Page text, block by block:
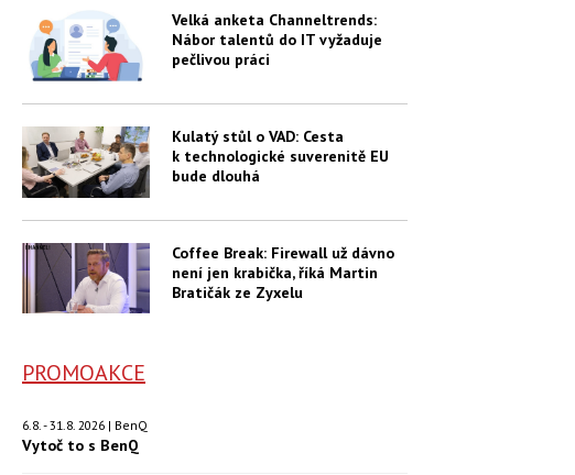
Velká anketa Channeltrends:
Nábor talentů do IT vyžaduje
pečlivou práci
Kulatý stůl o VAD: Cesta
k technologické suverenitě EU
bude dlouhá
Coffee Break: Firewall už dávno
není jen krabička, říká Martin
Bratičák ze Zyxelu
PROMOAKCE
6.8. - 31.8. 2026 | BenQ
Vytoč to s BenQ